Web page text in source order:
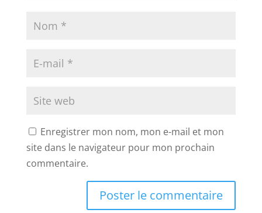
Enregistrer mon nom, mon e-mail et mon
site dans le navigateur pour mon prochain
commentaire.